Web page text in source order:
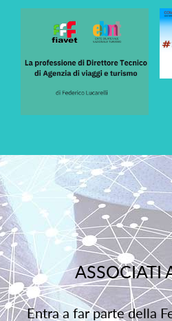
ASSOCIATI
Entra a far parte della